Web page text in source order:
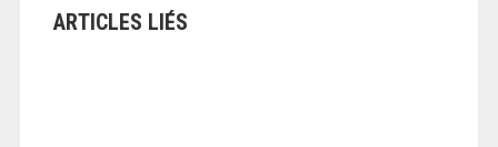
ARTICLES LIÉS